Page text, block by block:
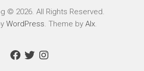
© 2026. All Rights Reserved.
WordPress. Theme by Alx.